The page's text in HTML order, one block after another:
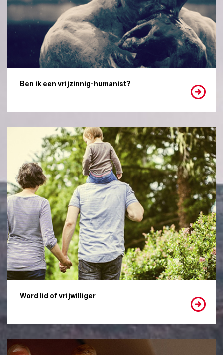
Ben ik een vrijzinnig-humanist?
Word lid of vrijwilliger